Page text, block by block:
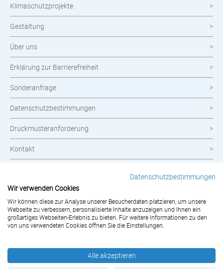
Klimaschutzprojekte
Gestaltung
Über uns
Erklärung zur Barrierefreiheit
Sonderanfrage
Datenschutzbestimmungen
Druckmusteranforderung
Kontakt
Impressum
AGB
Bestellung widerrufen
Datenschutzbestimmungen
Wir verwenden Cookies
Wir können diese zur Analyse unserer Besucherdaten platzieren, um unsere
Webseite zu verbessern, personalisierte Inhalte anzuzeigen und Ihnen ein
großartiges Webseiten-Erlebnis zu bieten. Für weitere Informationen zu den
von uns verwendeten Cookies öffnen Sie die Einstellungen.
Alle akzeptieren